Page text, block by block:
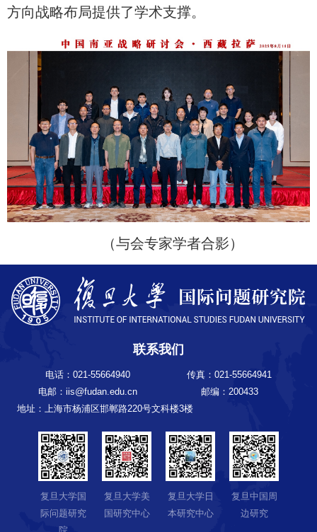
方向战略布局提供了学术支撑。
（与会专家学者合影）
联系我们
电话：021-55664940
传真：021-55664941
电邮：iis@fudan.edu.cn
邮编：200433
地址：上海市杨浦区邯郸路220号文科楼3楼
复旦大学国
际问题研究
复旦大学美
国研究中心
复旦大学日
本研究中心
复旦中国周
边研究